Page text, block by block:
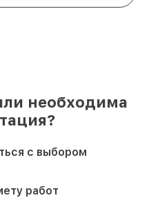
необходима
с выбором
работ